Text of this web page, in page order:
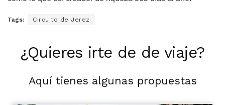
Tags: Circuito de Jerez
¿Quieres irte de de viaje?
Aquí tienes algunas propuestas